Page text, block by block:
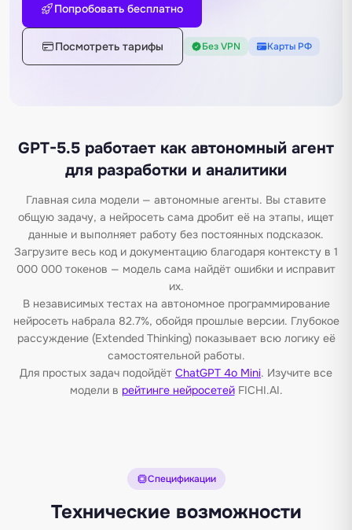
Попробовать бесплатно
Посмотреть тарифы Без VPN Карты РФ
GPT-5.5 работает как автономный агент
для разработки и аналитики
Главная сила модели — автономные агенты. Вы ставите
общую задачу, а нейросеть сама дробит её на этапы, ищет
данные и выполняет работу без постоянных подсказок.
Загрузите весь код и документацию благодаря контексту в 1
000 000 токенов — модель сама найдёт ошибки и исправит
их.
В независимых тестах на автономное программирование
нейросеть набрала 82.7%, обойдя прошлые версии. Глубокое
рассуждение (Extended Thinking) показывает всю логику её
самостоятельной работы.
Для простых задач подойдёт ChatGPT 4o Mini. Изучите все
модели в рейтинге нейросетейFICHI.AI.
Спецификации
Технические возможности